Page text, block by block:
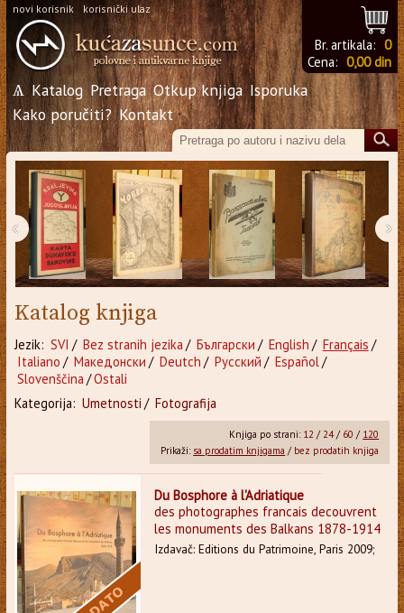
novi korisnik korisnički ulaz
Br. artikala: 0
Cena: 0,00 din
Ѧ Katalog Pretraga Otkup knjiga Isporuka
Kako poručiti? Kontakt
‹ ›
Katalog knjiga
Jezik: SVI / Bez stranih jezika / Български / English / Français /
Italiano / Македонски / Deutch / Русский / Español/
Slovenščina /Ostali
Kategorija: Umetnosti / Fotografija
Knjiga po strani: 12 /24/ 60 / 120
Prikaži: sa prodatim knjigama / bez prodatih knjiga
Du Bosphore à l'Adriatique
des photographes francais decouvrent
les monuments des Balkans 1878-1914
Izdavač: Editions du Patrimoine, Paris 2009;